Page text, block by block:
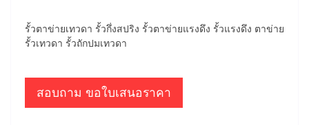
รั้วตาข่ายเทวดา รั้วกึ่งสปริง รั้วตาข่ายแรงดึง รั้วแรงดึง ตาข่าย
รั้วเทวดา รั้วถักปมเทวดา
สอบถาม ขอใบเสนอราคา